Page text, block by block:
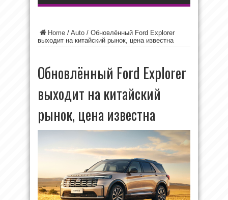
Home / Auto / Обновлённый Ford Explorer
выходит на китайский рынок, цена известна
Обновлённый Ford Explorer
выходит на китайский
рынок, цена известна